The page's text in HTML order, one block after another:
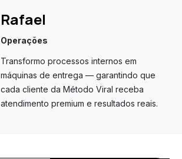
Rafael
Operações
Transformo processos internos em
máquinas de entrega — garantindo que
cada cliente da Método Viral receba
atendimento premium e resultados reais.